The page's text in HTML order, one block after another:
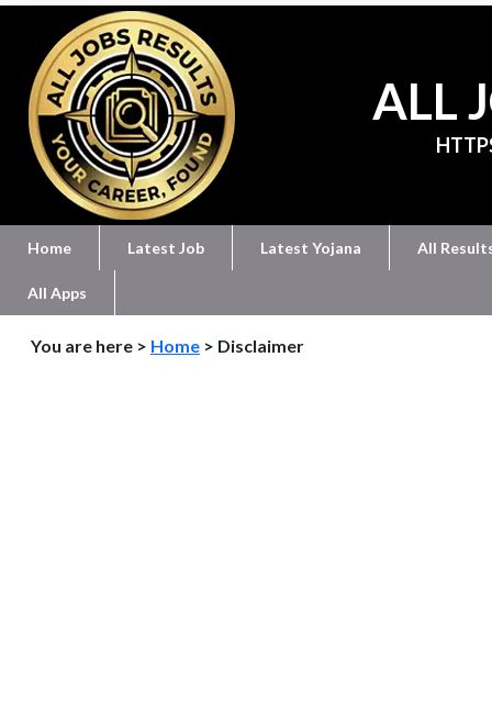
ALL
Home Latest Job Latest Yojana All
All Apps
You are here > Home > Disclaimer